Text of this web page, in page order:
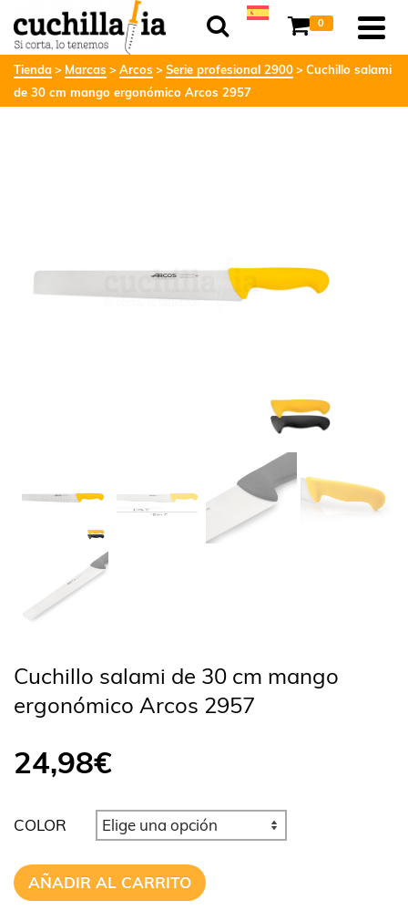
0
Tienda Marcas Arcos Serie profesional 2900
Cuchillo salami
de 30 cm mango ergonómico Arcos 2957
Cuchillo salami de 30 cm mango
ergonómico Arcos 2957
24,98€
COLOR
AÑADIR AL CARRITO